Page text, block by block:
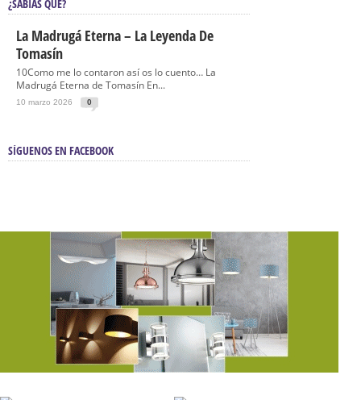
¿SABÍAS QUÉ?
La Madrugá Eterna – La Leyenda De
Tomasín
10Como me lo contaron así os lo cuento… La
Madrugá Eterna de Tomasín En...
10 marzo 2026 0
SÍGUENOS EN FACEBOOK